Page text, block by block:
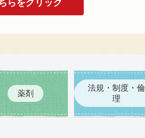
らをクリック
薬剤
法規・制度・倫
理